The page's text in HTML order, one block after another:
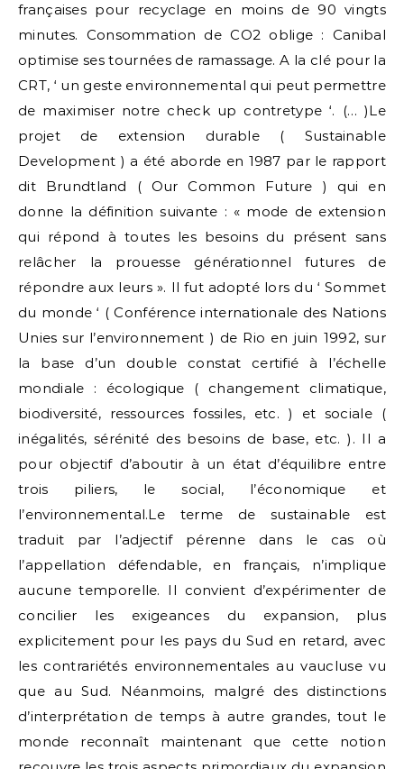
françaises pour recyclage en moins de 90 vingts
minutes. Consommation de CO2 oblige : Canibal
optimise ses tournées de ramassage. A la clé pour la
CRT, ‘ un geste environnemental qui peut permettre
de maximiser notre check up contretype ‘. (… )Le
projet de extension durable ( Sustainable
Development ) a été aborde en 1987 par le rapport
dit Brundtland ( Our Common Future ) qui en
donne la définition suivante : « mode de extension
qui répond à toutes les besoins du présent sans
relâcher la prouesse générationnel futures de
répondre aux leurs ». Il fut adopté lors du ‘ Sommet
du monde ‘ ( Conférence internationale des Nations
Unies sur l’environnement ) de Rio en juin 1992, sur
la base d’un double constat certifié à l’échelle
mondiale : écologique ( changement climatique,
biodiversité, ressources fossiles, etc. ) et sociale (
inégalités, sérénité des besoins de base, etc. ). Il a
pour objectif d’aboutir à un état d’équilibre entre
trois piliers, le social, l’économique et
l’environnemental.Le terme de sustainable est
traduit par l’adjectif pérenne dans le cas où
l’appellation défendable, en français, n’implique
aucune temporelle. Il convient d’expérimenter de
concilier les exigeances du expansion, plus
explicitement pour les pays du Sud en retard, avec
les contrariétés environnementales au vaucluse vu
que au Sud. Néanmoins, malgré des distinctions
d’interprétation de temps à autre grandes, tout le
monde reconnaît maintenant que cette notion